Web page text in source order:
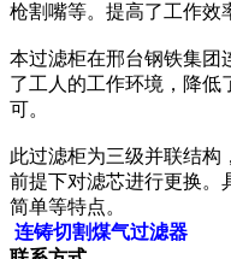
枪割嘴等。提高了工作效
本过滤柜在邢台钢铁集团
了工人的工作环境，降低
可。
此过滤柜为三级并联结构
前提下对滤芯进行更换。
简单等特点。
连铸切割煤气过滤器